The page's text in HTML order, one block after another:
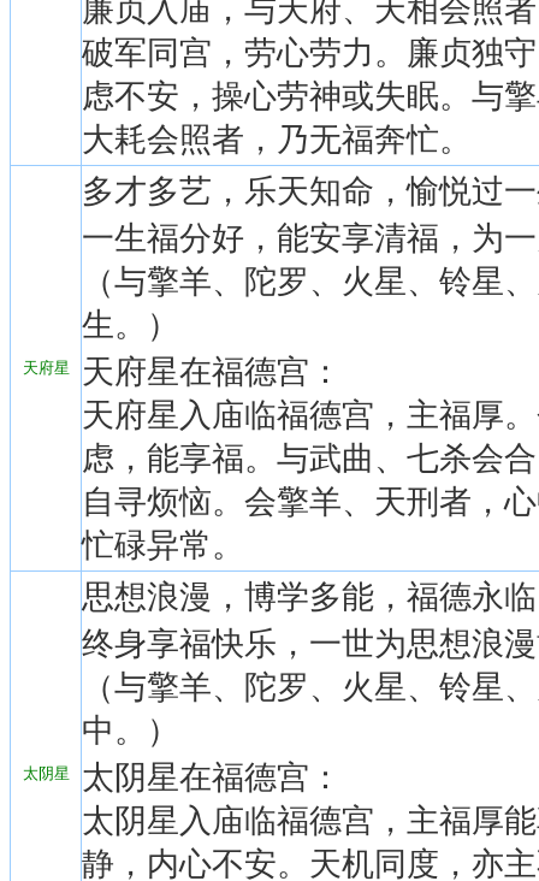
廉贞入庙，与天府、天相会照
破军同宫，劳心劳力。廉贞独
虑不安，操心劳神或失眠。与
大耗会照者，乃无福奔忙。
天府星
多才多艺，乐天知命，愉悦过
一生福分好，能安享清福，为
（与擎羊、陀罗、火星、铃星
生。）
天府星在福德宫：
天府星入庙临福德宫，主福厚
虑，能享福。与武曲、七杀会
自寻烦恼。会擎羊、天刑者，
忙碌异常。
太阴星
思想浪漫，博学多能，福德永
终身享福快乐，一世为思想浪
（与擎羊、陀罗、火星、铃星
中。）
太阴星在福德宫：
太阴星入庙临福德宫，主福厚
静，内心不安。天机同度，亦